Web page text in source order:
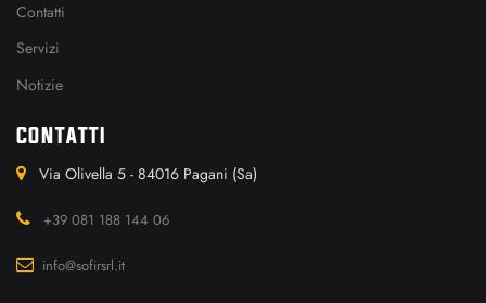
Contatti
Servizi
Notizie
CONTATTI
Via Olivella 5 - 84016 Pagani (Sa)
+39 081 188 144 06
info@sofirsrl.it